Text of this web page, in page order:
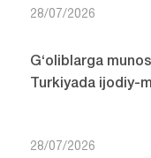
28/07/2026
G‘oliblarga
Turkiyada ijodiy-
28/07/2026